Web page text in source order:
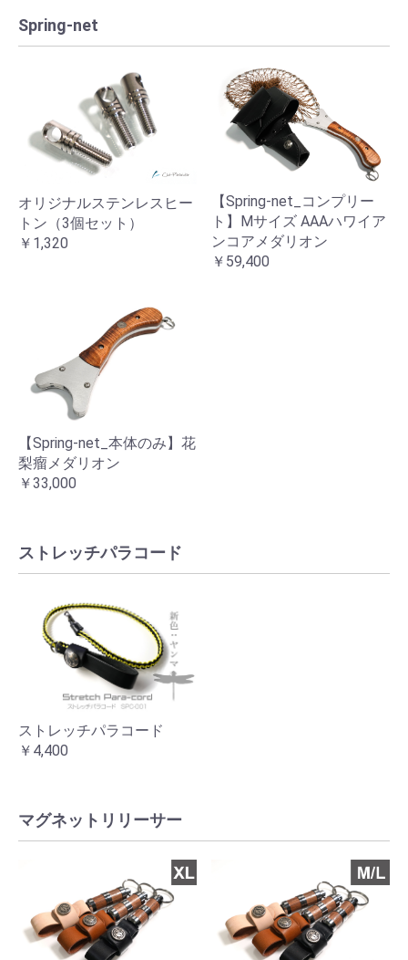
Spring-net
オリジナルステンレスヒー
トン（3個セット）
￥1,320
【Spring-net_コンプリー
ト】Mサイズ AAAハワイア
ンコアメダリオン
￥59,400
【Spring-net_本体のみ】花
梨瘤メダリオン
￥33,000
ストレッチパラコード
ストレッチパラコード
￥4,400
マグネットリリーサー